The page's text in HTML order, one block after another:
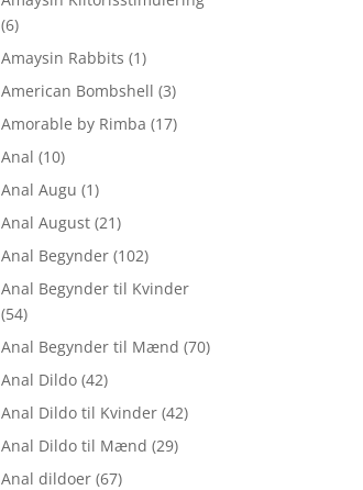
(6)
Amaysin Rabbits (1)
American Bombshell (3)
Amorable by Rimba (17)
Anal (10)
Anal Augu (1)
Anal August (21)
Anal Begynder (102)
Anal Begynder til Kvinder
(54)
Anal Begynder til Mænd (70)
Anal Dildo (42)
Anal Dildo til Kvinder (42)
Anal Dildo til Mænd (29)
Anal dildoer (67)